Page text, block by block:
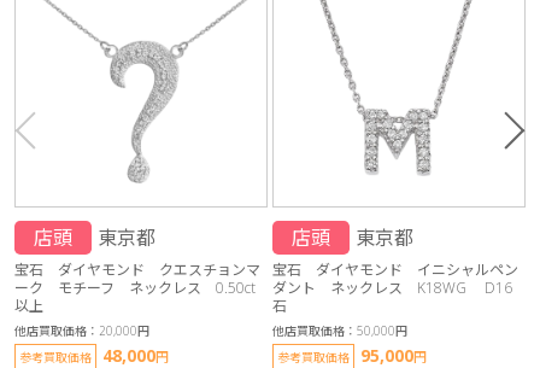
店頭 東京都
宝石 ダイヤモンド クエスチョンマ
ーク モチーフ ネックレス 0.50ct
以上
他店買取価格：20,000円
参考買取価格
48,000円
店頭 東京都
宝石 ダイヤモンド イニシャルペン
ダント ネックレス K18WG D16
石
他店買取価格：50,000円
参考買取価格
95,000円